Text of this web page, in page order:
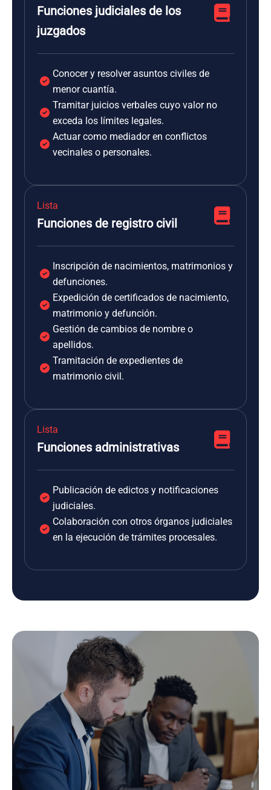
Funciones judiciales de los
juzgados
Conocer y resolver asuntos civiles de
menor cuantía.
Tramitar juicios verbales cuyo valor no
exceda los límites legales.
Actuar como mediador en conflictos
vecinales o personales.
Lista
Funciones de registro civil
Inscripción de nacimientos, matrimonios y
defunciones.
Expedición de certificados de nacimiento,
matrimonio y defunción.
Gestión de cambios de nombre o
apellidos.
Tramitación de expedientes de
matrimonio civil.
Lista
Funciones administrativas
Publicación de edictos y notificaciones
judiciales.
Colaboración con otros órganos judiciales
en la ejecución de trámites procesales.